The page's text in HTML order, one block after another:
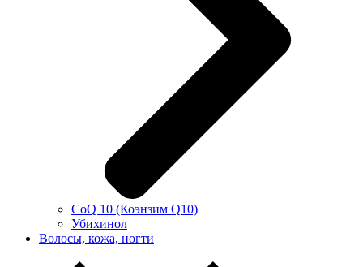
CoQ 10 (Коэнзим Q10)
Убихинол
Волосы, кожа, ногти